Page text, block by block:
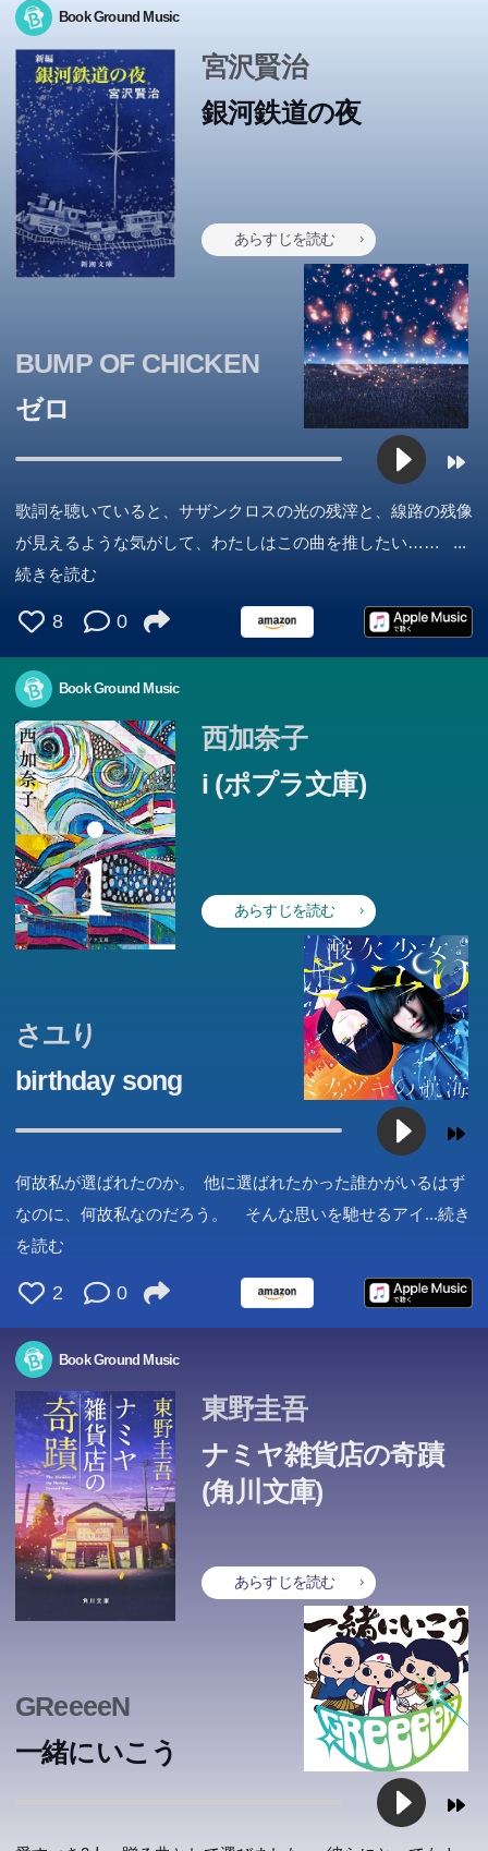
片田舎に暮らす少年・江都日向は劣悪な家庭環境のせいで
Book Ground Music
宮沢賢治
銀河鉄道の夜
あらすじを読む
BUMP OF CHICKEN
ゼロ
歌詞を聴いていると、サザンクロスの光の残滓と、線路の残像
が見えるような気がして、わたしはこの曲を推したい…… ...
続きを読む
8 0
Book Ground Music
西加奈子
i (ポプラ文庫)
あらすじを読む
さユり
birthday song
何故私が選ばれたのか。 他に選ばれたかった誰かがいるはず
なのに、何故私なのだろう。 そんな思いを馳せるアイ...続き
を読む
2 0
Book Ground Music
東野圭吾
ナミヤ雑貨店の奇蹟
(角川文庫)
あらすじを読む
悪事を働いた3人が逃げ込んだ古い家。そこはかつて悩み
GReeeeN
一緒にいこう
戦争が激しさを増し、双子の「ぼくら」は、小さな町に住